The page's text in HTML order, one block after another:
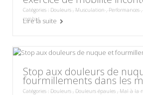
Catégories : Douleurs , Musculation,Performances,
combat
Lire la suite
Stop aux douleurs de
fourmillements dans les
Catégories : Douleurs , Douleurs épaules , Mal à la